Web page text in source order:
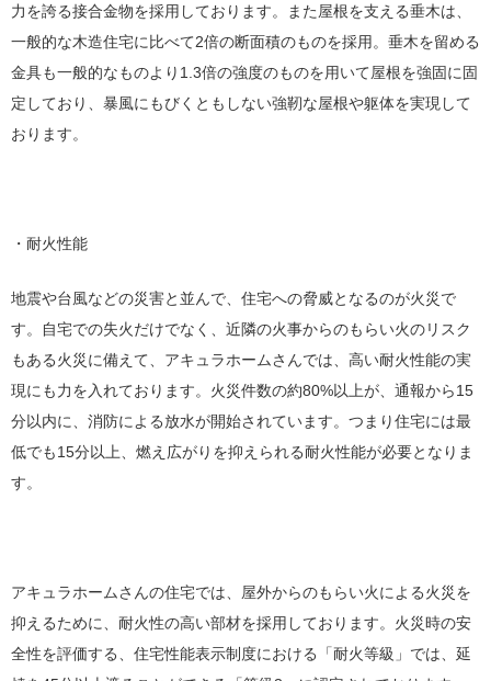
力を誇る接合金物を採用しております。また屋根を支える垂木は、
一般的な木造住宅に比べて2倍の断面積のものを採用。垂木を留める
金具も一般的なものより1.3倍の強度のものを用いて屋根を強固に固
定しており、暴風にもびくともしない強靭な屋根や躯体を実現して
おります。
・耐火性能
地震や台風などの災害と並んで、住宅への脅威となるのが火災で
す。自宅での失火だけでなく、近隣の火事からのもらい火のリスク
もある火災に備えて、アキュラホームさんでは、高い耐火性能の実
現にも力を入れております。火災件数の約80%以上が、通報から15
分以内に、消防による放水が開始されています。つまり住宅には最
低でも15分以上、燃え広がりを抑えられる耐火性能が必要となりま
す。
アキュラホームさんの住宅では、屋外からのもらい火による火災を
抑えるために、耐火性の高い部材を採用しております。火災時の安
全性を評価する、住宅性能表示制度における「耐火等級」では、延